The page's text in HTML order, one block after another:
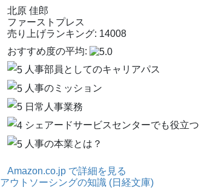
北原 佳郎
ファーストプレス
売り上げランキング: 14008
おすすめ度の平均:
人事部員としてのキャリアパス
人事のミッション
日常人事業務
シェアードサービスセンターでも役立つ
人事の本業とは？
Amazon.co.jp で詳細を見る
アウトソーシングの知識 (日経文庫)